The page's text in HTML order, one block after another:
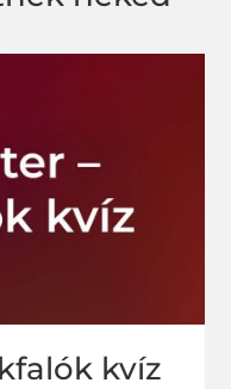
kvíz